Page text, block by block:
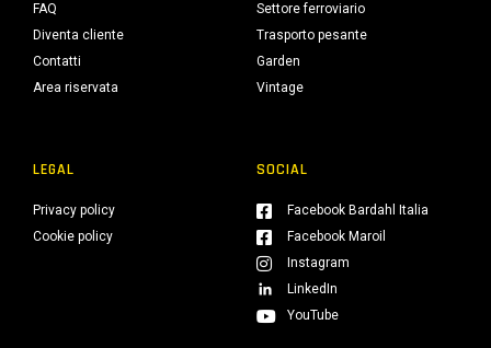
FAQ
Diventa cliente
Contatti
Area riservata
Settore ferroviario
Trasporto pesante
Garden
Vintage
LEGAL
Privacy policy
Cookie policy
SOCIAL
Facebook Bardahl Italia
Facebook Maroil
Instagram
LinkedIn
YouTube